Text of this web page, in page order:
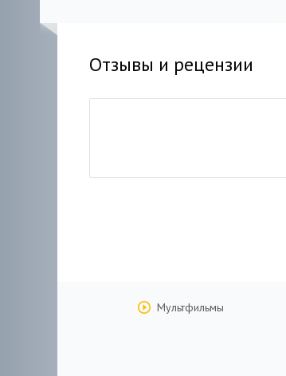
Отзывы и рецензии
Мультфильмы